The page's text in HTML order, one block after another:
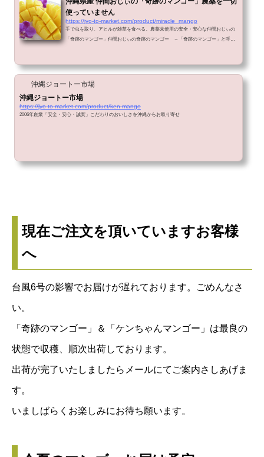
使っていません
https://jyo-to-market.com/product/miracle_mango
手で虫を取り、アヒルが雑草を食べる。農薬未使用の安全・安心な仲間おじぃの
「奇跡のマンゴー」仲間おじぃの奇跡のマンゴー ～「奇跡のマンゴー」と呼ば
ミで一匹ずつ虫を退治している。とにかく虫との闘いだ」市場に出回っているマ
沖縄ジョートー市場
沖縄ジョートー市場
https://jyo-to-market.com/product/ken-mango
2006年創業「安全・安心・誠実」こだわりのおいしさを沖縄からお取り寄せ
現在ご注文を頂いていますお客様
へ
台風6号の影響でお届けが遅れております。ごめんなさ
い。
「奇跡のマンゴー」＆「ケンちゃんマンゴー」は最良の
状態で収穫、順次出荷しております。
出荷が完了いたしましたらメールにてご案内さしあげま
す。
いましばらくお楽しみにお待ち願います。